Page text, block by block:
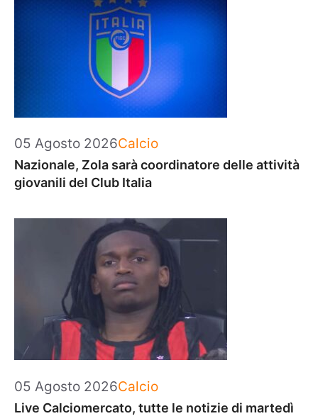
05 Agosto 2026Categorie
Calcio
Nazionale, Zola sarà coordinatore delle attività
giovanili del Club Italia
05 Agosto 2026Categorie
Calcio
Live Calciomercato, tutte le notizie di martedì